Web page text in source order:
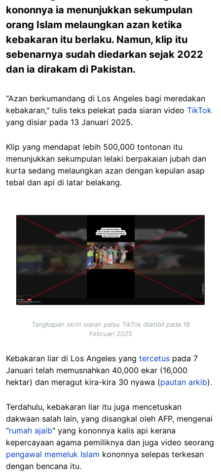
kononnya ia menunjukkan sekumpulan
orang Islam melaungkan azan ketika
kebakaran itu berlaku. Namun, klip itu
sebenarnya sudah diedarkan sejak 2022
dan ia dirakam di Pakistan.
"Azan berkumandang di Los Angeles bagi meredakan
kebakaran," tulis teks pelekat pada siaran video TikTok
yang disiar pada 13 Januari 2025.
Klip yang mendapat lebih 500,000 tontonan itu
menunjukkan sekumpulan lelaki berpakaian jubah dan
kurta sedang melaungkan azan dengan kepulan asap
tebal dan api di latar belakang.
Image
Tangkapan skrin siaran palsu TikTok diambil pada 18
Februari 2025
Kebakaran liar di Los Angeles yang tercetus pada 7
Januari telah memusnahkan 40,000 ekar (16,000
hektar) dan meragut kira-kira 30 nyawa (pautan arkib).
Terdahulu, kebakaran liar itu juga mencetuskan
dakwaan salah lain, yang disangkal oleh AFP, mengenai
"rumah ajaib" yang kononnya kalis api kerana
kepercayaan agama pemiliknya dan juga video seorang
pengawal memeluk Islam kononnya selepas terkesan
dengan bencana itu.